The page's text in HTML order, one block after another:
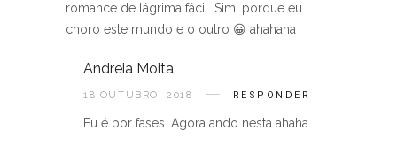
romance de lágrima fácil. Sim, porque eu
choro este mundo e o outro 😀 ahahaha
Andreia Moita
18 OUTUBRO, 2018 RESPONDER
Eu é por fases. Agora ando nesta ahaha